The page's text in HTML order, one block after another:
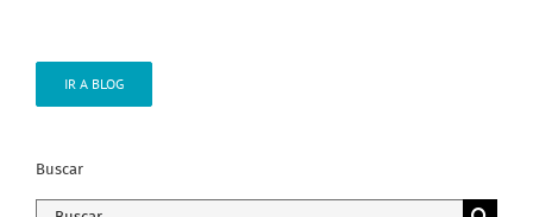
IR A BLOG
Buscar